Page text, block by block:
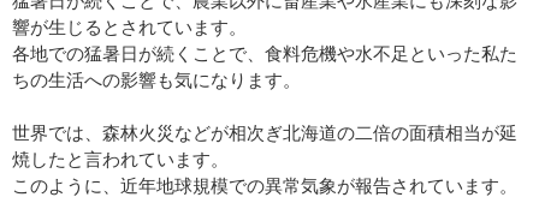
響が生じるとされています。
各地での猛暑日が続くことで、食料危機や水不足といった私た
ちの生活への影響も気になります。
世界では、森林火災などが相次ぎ北海道の二倍の面積相当が延
焼したと言われています。
このように、近年地球規模での異常気象が報告されています。